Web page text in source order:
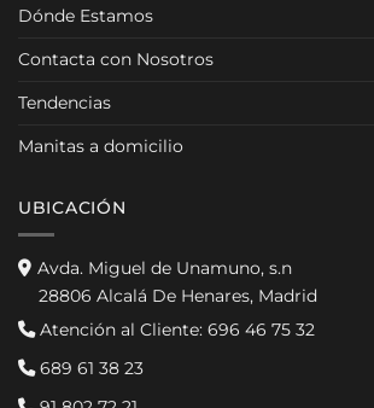
Dónde Estamos
Contacta con Nosotros
Tendencias
Manitas a domicilio
UBICACIÓN
Avda. Miguel de Unamuno, s.n
28806 Alcalá De Henares, Madrid
Atención al Cliente: 696 46 75 32
689 61 38 23